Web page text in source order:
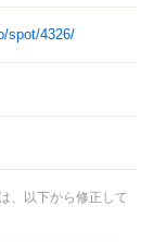
spot/4326/
、以下から修正して